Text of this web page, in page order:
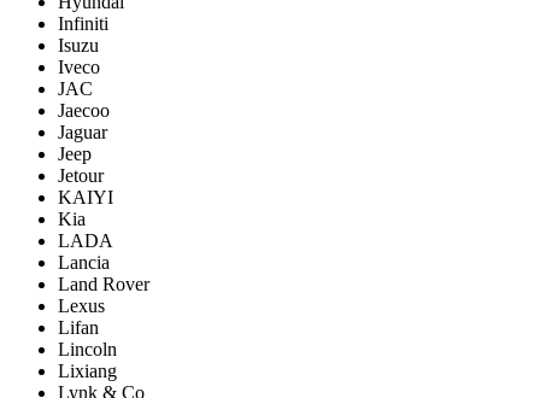
Infiniti
Isuzu
Iveco
JAC
Jaecoo
Jaguar
Jeep
Jetour
KAIYI
Kia
LADA
Lancia
Land Rover
Lexus
Lifan
Lincoln
Lixiang
Lynk & Co